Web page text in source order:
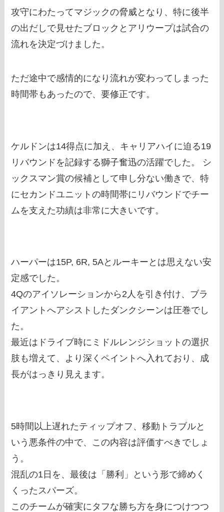
攻守にわたってマジックの脅威となり、特に後半
の出だしで見せたブロックとアリウープは試合の
流れを決定づけました。
ただ途中で感情的になり流れが変わってしまった
時間帯もあったので、要修正です。
ケルドンは14得点に加え、キャリアハイに迫る19
リバウンドを記録する獅子奮迅の活躍でした。 シ
ックスマン賞の候補として申し分ない働きで、特
にセカンドユニットの時間帯にリバウンドでチー
ムを支えた功績は非常に大きいです。
ハーパーは15P, 6R, 5Aとルーキーとは思えない安
定感でした。
4Qのアイソレーションから2人を引き付け、ブラ
イアントへアシストしたダンクシーンは圧巻でし
た。
最近はドライブ時にミドルレンジショットの選択
肢も増えて、より深くペイントへ入れており、成
長がはっきり見えます。
5時間以上遅れたティップオフ、移動トラブルと
いう悪条件の中で、この内容は評価すべきでしょ
う。
混乱の1日を、最後は「勝利」という形で締めく
くったスパーズ。
このチームが確実にタフな勝ち方を身につけつつ